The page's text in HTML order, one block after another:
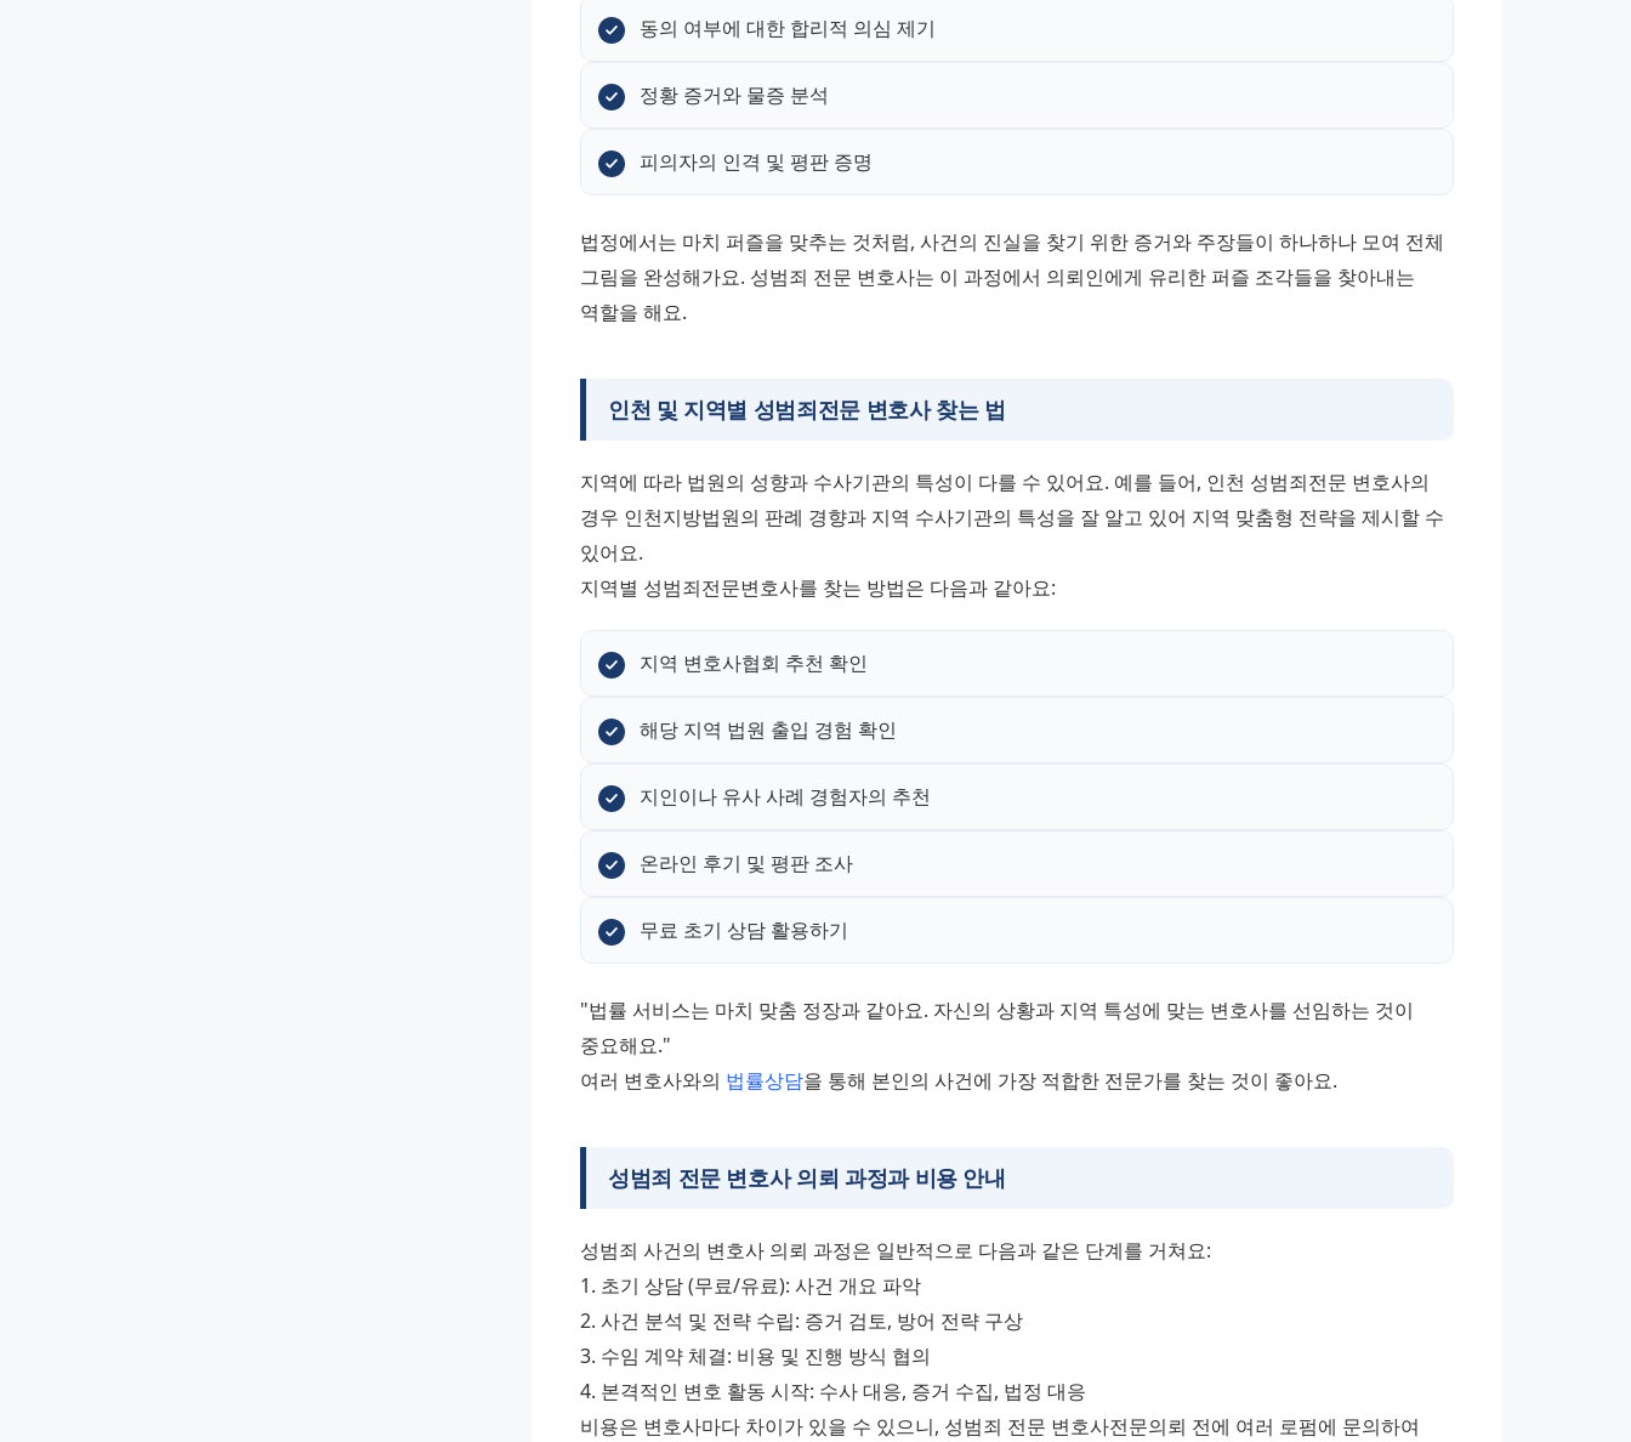
동의 여부에 대한 합리적 의심 제기
정황 증거와 물증 분석
피의자의 인격 및 평판 증명
법정에서는 마치 퍼즐을 맞추는 것처럼, 사건의 진실을 찾기 위한 증거와 주장들이 하나하나 모여 전체
그림을 완성해가요. 성범죄 전문 변호사는 이 과정에서 의뢰인에게 유리한 퍼즐 조각들을 찾아내는
역할을 해요.
인천 및 지역별 성범죄전문 변호사 찾는 법
지역에 따라 법원의 성향과 수사기관의 특성이 다를 수 있어요. 예를 들어, 인천 성범죄전문 변호사의
경우 인천지방법원의 판례 경향과 지역 수사기관의 특성을 잘 알고 있어 지역 맞춤형 전략을 제시할 수
있어요.
지역별 성범죄전문변호사를 찾는 방법은 다음과 같아요:
지역 변호사협회 추천 확인
해당 지역 법원 출입 경험 확인
지인이나 유사 사례 경험자의 추천
온라인 후기 및 평판 조사
무료 초기 상담 활용하기
"법률 서비스는 마치 맞춤 정장과 같아요. 자신의 상황과 지역 특성에 맞는 변호사를 선임하는 것이
중요해요."
여러 변호사와의 법률상담을 통해 본인의 사건에 가장 적합한 전문가를 찾는 것이 좋아요.
성범죄 전문 변호사 의뢰 과정과 비용 안내
성범죄 사건의 변호사 의뢰 과정은 일반적으로 다음과 같은 단계를 거쳐요:
1. 초기 상담 (무료/유료): 사건 개요 파악
2. 사건 분석 및 전략 수립: 증거 검토, 방어 전략 구상
3. 수임 계약 체결: 비용 및 진행 방식 협의
4. 본격적인 변호 활동 시작: 수사 대응, 증거 수집, 법정 대응
비용은 변호사마다 차이가 있을 수 있으니, 성범죄 전문 변호사전문의뢰 전에 여러 로펌에 문의하여